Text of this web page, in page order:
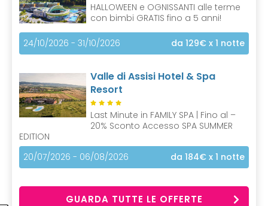
HALLOWEEN e OGNISSANTI alle terme
con bimbi GRATIS fino a 5 anni!
24/10/2026 - 31/10/2026 da 129€ x 1 notte
Valle di Assisi Hotel & Spa
Resort
Last Minute in FAMILY SPA | Fino al –
20% Sconto Accesso SPA SUMMER
EDITION
20/07/2026 - 06/08/2026
da 184€ x 1 notte
GUARDA TUTTE LE OFFERTE